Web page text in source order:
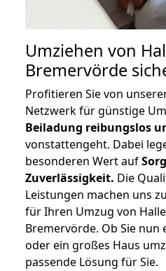
Umziehen von
Bremervörde
Profitieren Sie von
Netzwerk für günstige
Beiladung reibungslos
vonstattengeht. Dabei
besonderen Wert auf
Zuverlässigkeit. Die
Leistungen machen uns
für Ihren Umzug von
Bremervörde. Ob Sie nun
oder ein großes Haus
passende Lösung für Sie.